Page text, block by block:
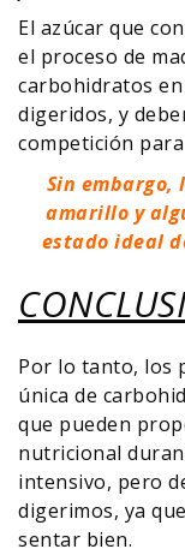
El azúcar que
el proceso de
carbohidratos
digeridos, y
competición
Sin embargo,
amarillo y
estado ideal
Por lo tanto, los
única de
que pueden
nutricional
intensivo, pero
digerimos, ya
sentar bien.